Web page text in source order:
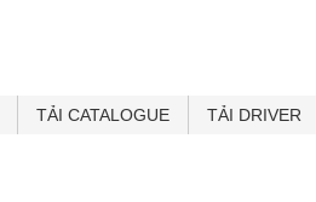
TẢI CATALOGUE TẢI DRIVER